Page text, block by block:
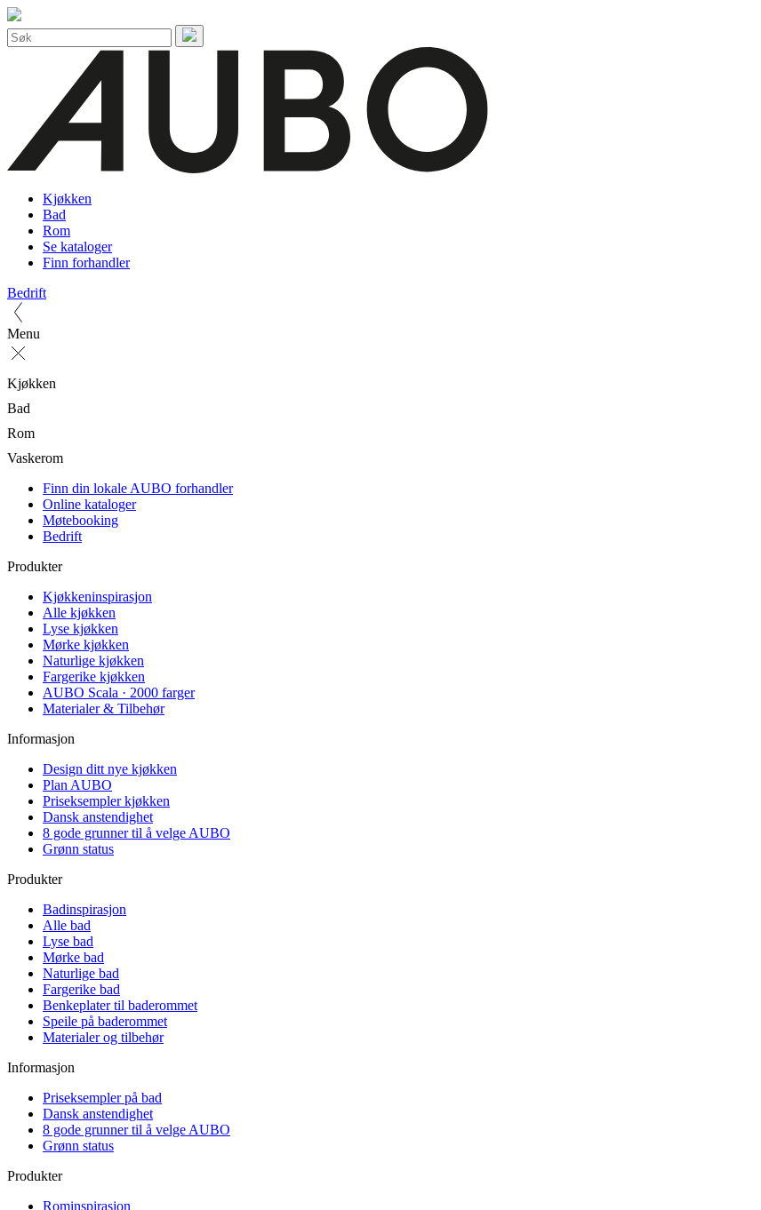
Kjøkken
Bad
Rom
Se kataloger
Finn forhandler
Bedrift
Menu
Kjøkken
Bad
Rom
Vaskerom
Finn din lokale AUBO forhandler
Online kataloger
Møtebooking
Bedrift
Produkter
Kjøkkeninspirasjon
Alle kjøkken
Lyse kjøkken
Mørke kjøkken
Naturlige kjøkken
Fargerike kjøkken
AUBO Scala · 2000 farger
Materialer & Tilbehør
Informasjon
Design ditt nye kjøkken
Plan AUBO
Priseksempler kjøkken
Dansk anstendighet
8 gode grunner til å velge AUBO
Grønn status
Produkter
Badinspirasjon
Alle bad
Lyse bad
Mørke bad
Naturlige bad
Fargerike bad
Benkeplater til baderommet
Speile på baderommet
Materialer og tilbehør
Informasjon
Priseksempler på bad
Dansk anstendighet
8 gode grunner til å velge AUBO
Grønn status
Produkter
Rominspirasjon